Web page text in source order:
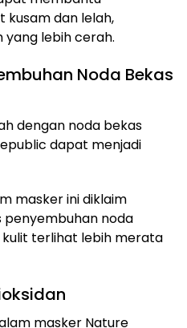
kusam dan lelah,
yang lebih cerah.
Noda Bekas
dengan noda bekas
dapat menjadi
masker ini diklaim
noda
terlihat lebih merata
masker Nature